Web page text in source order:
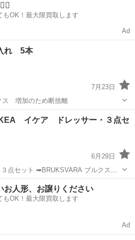
もOK！最大限買取します
Ad
れ 5本
7月23日
ス 増加のため断捨離
ドレッサー
イケア ドレッサー・３点セ
6月29日
ブルクスヴ
ア、
ッグスタッル、チェアパッド...
シート
お人形、お譲りください
もOK！最大限買取します
Ad